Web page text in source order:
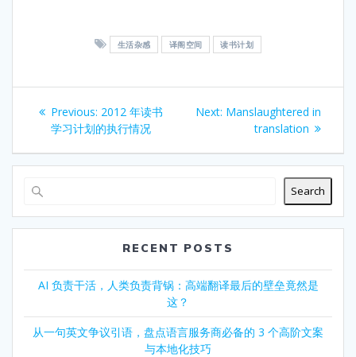
生活杂感 译阁空间 读书计划
Post
navigation
Previous: Previous
post:
2012 年读书
学习计划的执行情况
Next: Next
Manslaughtered in
translation
Search
RECENT POSTS
AI 负责干活，人类负责背锅：高端翻译最后的壁垒竟然是
这？
从一句英文争议引语，盘点语言服务商必备的 3 个高阶文案
与本地化技巧